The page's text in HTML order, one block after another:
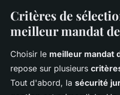
Critères de
meilleur mandat
Choisir le meilleur mandat
repose sur plusieurs
Tout d'abord, la sécurité